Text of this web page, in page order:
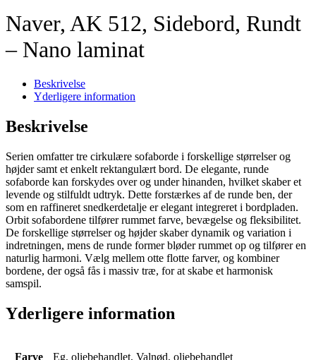
Naver, AK 512, Sidebord, Rundt
– Nano laminat
Beskrivelse
Yderligere information
Beskrivelse
Serien omfatter tre cirkulære sofaborde i forskellige størrelser og
højder samt et enkelt rektangulært bord. De elegante, runde
sofaborde kan forskydes over og under hinanden, hvilket skaber et
levende og stilfuldt udtryk. Dette forstærkes af de runde ben, der
som en raffineret snedkerdetalje er elegant integreret i bordpladen.
Orbit sofabordene tilfører rummet farve, bevægelse og fleksibilitet.
De forskellige størrelser og højder skaber dynamik og variation i
indretningen, mens de runde former bløder rummet op og tilfører en
naturlig harmoni. Vælg mellem otte flotte farver, og kombiner
bordene, der også fås i massiv træ, for at skabe et harmonisk
samspil.
Yderligere information
Farve Eg, oliebehandlet, Valnød, oliebehandlet